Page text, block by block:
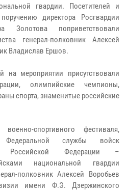
гвардии. Посетителей и
директора Росгвардии
Золотова поприветствовали
генерал-полковник Алексей
Владислав Ершов.
на мероприятии присутствовали
олимпийские чемпионы,
спорта, знаменитые российские
спортивного фестиваля,
Федеральной службы войск
Российской Федерации –
национальной гвардии
полковник Алексей Воробьев
имени Ф.Э. Дзержинского